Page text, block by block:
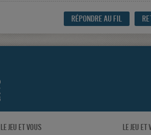
RÉPONDRE AU FIL
LE JEU ET VOUS LE JEU